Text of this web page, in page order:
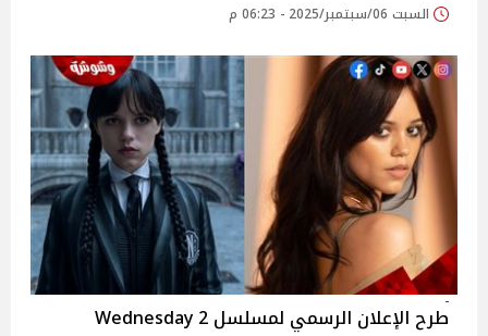
السبت 06/سبتمبر/2025 - 06:23 م
طرح الإعلان الرسمي لمسلسل Wednesday 2